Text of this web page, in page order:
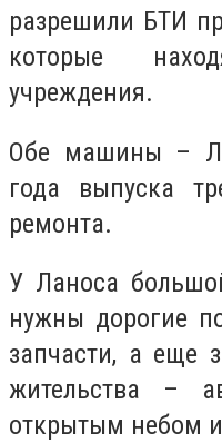
разрешили БТИ
которые
учреждения.
Обе машины –
года выпуска
ремонта.
У Ланоса
нужны дорогие
запчасти, а еще
жительства –
открытым небом